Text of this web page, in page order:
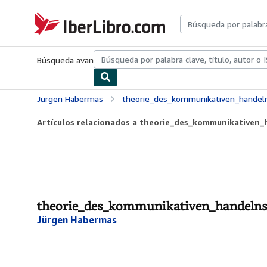
IberLibro.com
Búsqueda avanzadaColecciones Libros antiguosArte y
Jürgen Habermas
Artículos relacionados a
theorie_des_kommunikativen_handelns
Jürgen Habermas